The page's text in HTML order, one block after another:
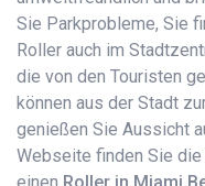
Sie Parkprobleme, Sie
Roller auch im
die von den Touristen
können aus der Stadt
genießen Sie Aussicht
Webseite finden Sie